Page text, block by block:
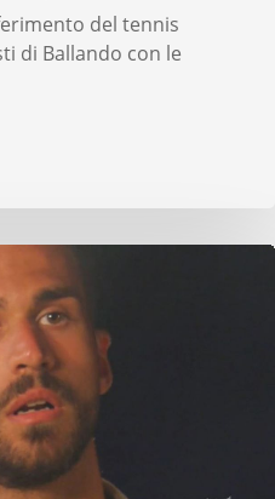
del tennis
di Ballando con le